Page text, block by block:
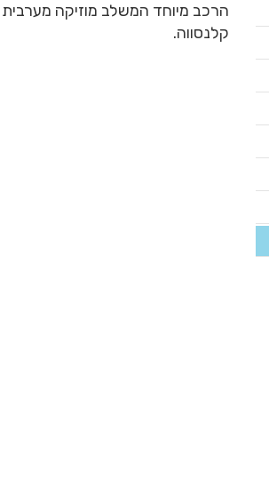
הרכב מיוחד המשלב מוזיקה מערבית
קלנסווה.